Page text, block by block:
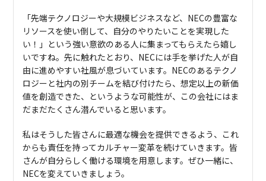
「先端テクノロジーや大規模ビジネスなど、NECの豊富な
リソースを使い倒して、自分のやりたいことを実現した
い！」という強い意欲のある人に集まってもらえたら嬉し
いですね。先に触れたとおり、NECには手を挙げた人が自
由に進めやすい社風が息づいています。NECのあるテクノ
ロジーと社内の別チームを結び付けたら、想定以上の新価
値を創造できた、というような可能性が、この会社にはま
だまだたくさん潜んでいると思います。
私はそうした皆さんに最適な機会を提供できるよう、これ
からも責任を持ってカルチャー変革を続けていきます。皆
さんが自分らしく働ける環境を用意します。ぜひ一緒に、
NECを変えていきましょう。